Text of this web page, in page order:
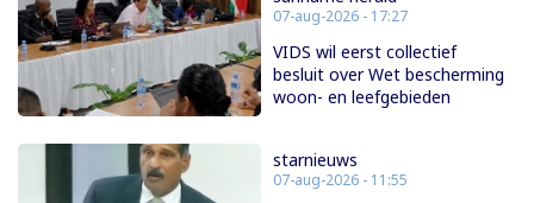
07-aug-2026 - 17:27
VIDS wil eerst collectief
besluit over Wet bescherming
woon- en leefgebieden
starnieuws
07-aug-2026 - 11:55